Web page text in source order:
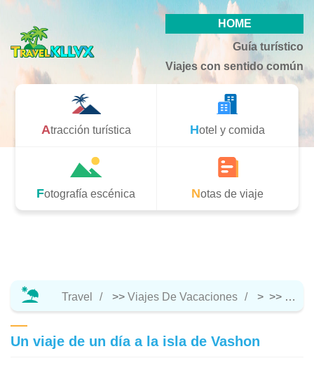
HOME
Guía turístico
Viajes con sentido común
Atracción turística Hotel y comida
Fotografía escénica Notas de viaje
Travel >> Viajes De Vacaciones > >>
Un viaje de un día a la isla de Vashon